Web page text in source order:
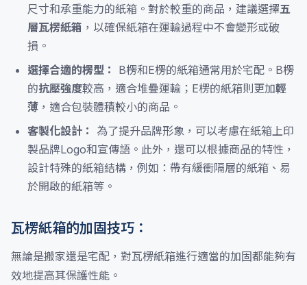
尺寸和承重能力的紙箱。對於較重的商品，建議選擇五
層瓦楞紙箱 ，以確保紙箱在運輸過程中不會變形或破
損。
選擇合適的楞型：
B楞和E楞的紙箱通常用於宅配。B楞
的抗壓強度較高，適合堆疊運輸；E楞的紙箱則更加輕
薄 ，適合包裝體積較小的商品。
客製化設計：
為了提升品牌形象，可以考慮在紙箱上印
製品牌Logo和宣傳語。此外，還可以根據商品的特性，
設計特殊的紙箱結構，例如：帶有緩衝隔層的紙箱、易
於開啟的紙箱等。
瓦楞紙箱的加固技巧：
無論是搬家還是宅配，對瓦楞紙箱進行適當的加固都能夠有
效地提高其保護性能。